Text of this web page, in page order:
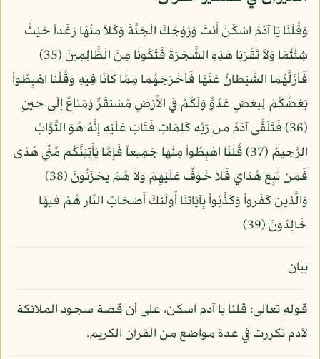
وَقُلْنَا يَا آدَمُ اسْكُنْ أَنتَ وَزَوْجُكَ الْجَنَّةَ وَكُلاَ مِنْهَا رَغَداً حَيْثُ
شِئْتُمَا وَلاَ تَقْرَبَا هَذِهِ الشَّجَرَةَ فَتَكُونَا مِنَ الْظَّالِمِينَ (35)
فَأَزَلَّهُمَا الشَّيْطَانُ عَنْهَا فَأَخْرَجَهُمَا مِمَّا كَانَا فِيهِ وَقُلْنَا اهْبِطُواْ
بَعْضُكُمْ لِبَعْضٍ عَدُوٌّ وَلَكُمْ فِي الأَرْضِ مُسْتَقَرٌّ وَمَتَاعٌ إِلَى حِينٍ
(36) فَتَلَقَّى آدَمُ مِن رَّبِّهِ كَلِمَاتٍ فَتَابَ عَلَيْهِ إِنَّهُ هُوَ التَّوَّابُ
الرَّحِيمُ (37) قُلْنَا اهْبِطُواْ مِنْهَا جَمِيعاً فَإِمَّا يَأْتِيَنَّكُم مِّنِّي هُدًى
فَمَن تَبِعَ هُدَايَ فَلاَ خَوْفٌ عَلَيْهِمْ وَلاَ هُمْ يَحْزَنُونَ (38)
وَالَّذِينَ كَفَرواْ وَكَذَّبُواْ بِآيَاتِنَا أُولَئِكَ أَصْحَابُ النَّارِ هُمْ فِيهَا
خَالِدُونَ (39)
بيان
قوله تعالى: قلنا يا آدم اسكن، على أن قصة سجود الملائكة
لآدم تكررت في عدة مواضع من القرآن الكريم.